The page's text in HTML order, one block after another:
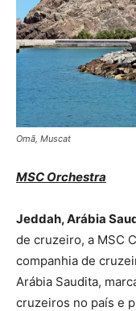
Omã, Muscat
MSC Orchestra
Jeddah, Arábia
de cruzeiro, a MSC
companhia de
Arábia Saudita,
cruzeiros no país e